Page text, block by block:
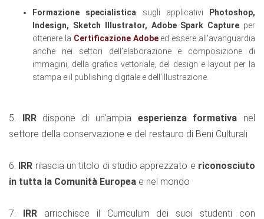
Formazione specialistica sugli applicativi Photoshop,
Indesign, Sketch Illustrator, Adobe Spark Capture per
ottenere la Certificazione Adobeed essere all'avanguardia
anche nei settori dell’elaborazione e composizione di
immagini, della grafica vettoriale, del design e layout per la
stampa e il publishing digitale e dell’illustrazione.
5. IRRdispone di un'ampia esperienza formativa nel
settore della conservazione e del restauro di Beni Culturali
6. IRR rilascia un titolo di studio apprezzato e riconosciuto
in tutta la Comunità Europea e nel mondo
7. IRRarricchisce il Curriculum dei suoi studenti con